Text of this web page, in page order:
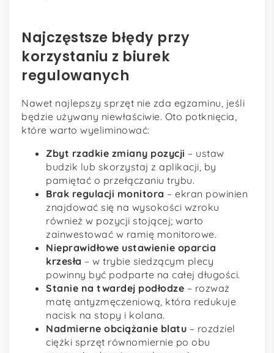
Najczęstsze błędy przy
korzystaniu z biurek
regulowanych
Nawet najlepszy sprzęt nie zda egzaminu, jeśli
będzie używany niewłaściwie. Oto potknięcia,
które warto wyeliminować:
Zbyt rzadkie zmiany pozycji – ustaw
budzik lub skorzystaj z aplikacji, by
pamiętać o przełączaniu trybu.
Brak regulacji monitora – ekran powinien
znajdować się na wysokości wzroku
również w pozycji stojącej; warto
zainwestować w ramię monitorowe.
Nieprawidłowe ustawienie oparcia
krzesła – w trybie siedzącym plecy
powinny być podparte na całej długości.
Stanie na twardej podłodze – rozważ
matę antyzmęczeniową, która redukuje
nacisk na stopy i kolana.
Nadmierne obciążanie blatu – rozdziel
ciężki sprzęt równomiernie po obu